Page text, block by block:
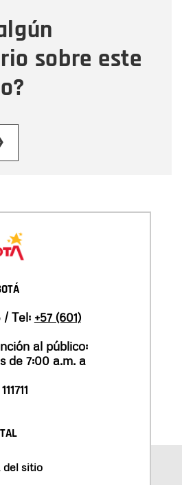
sobre este
/ Tel: +57 (601)
al público:
de 7:00 a.m. a
del sitio